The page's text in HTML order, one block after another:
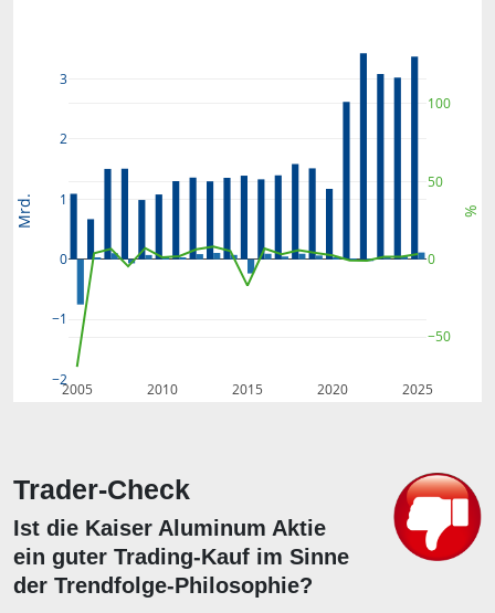
2005 2010 2015 2020 2025
−2
−1
0
1
2
3
−50
0
50
100
Mrd. %
Trader-Check
Ist die Kaiser Aluminum Aktie
ein guter Trading-Kauf im Sinne
der Trendfolge-Philosophie?